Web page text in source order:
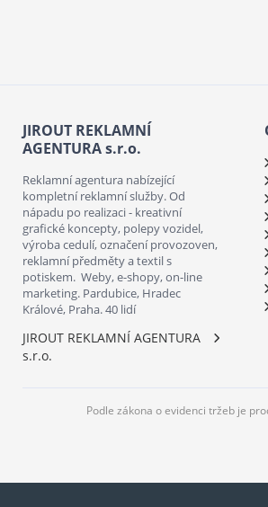
JIROUT REKLAMNÍ
AGENTURA s.r.o.
Reklamní agentura nabízející
kompletní reklamní služby. Od
nápadu po realizaci - kreativní
grafické koncepty, polepy vozidel,
výroba cedulí, označení provozoven,
reklamní předměty a textil s
potiskem. Weby, e-shopy, on-line
marketing. Pardubice, Hradec
Králové, Praha. 40 lidí
JIROUT REKLAMNÍ AGENTURA
s.r.o.
Podle zákona o evidenci tržeb je